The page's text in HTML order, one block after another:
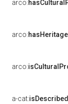
arco:
arco:
arco:
a-cat: